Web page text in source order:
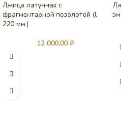
Лжица латунная с
фрагментарной позолотой (l
220 мм.)
12 000,00 ₽